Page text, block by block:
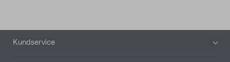
Sidfot
Kundservice